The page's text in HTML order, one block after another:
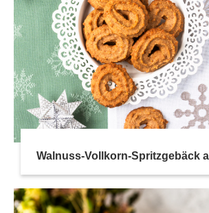
Walnuss-Vollkorn-Spritzgebäck